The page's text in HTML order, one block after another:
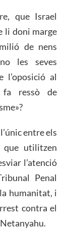
que Israel
li doni marge
de nens
les seves
l’oposició al
fa ressò de
entre els
que utilitzen
l’atenció
Penal
humanitat, i
contra el